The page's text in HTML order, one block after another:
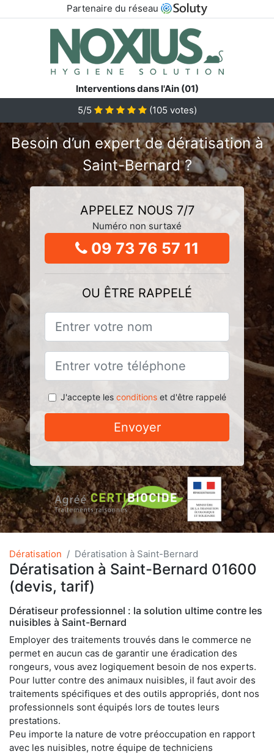
Partenaire du réseau
Interventions dans l'Ain (01)
5/5
(105 votes)
Besoin d’un expert de dératisation à
Saint-Bernard ?
APPELEZ NOUS 7/7
Numéro non surtaxé
09 73 76 57 11
OU ÊTRE RAPPELÉ
J'accepte les conditionset d'être rappelé
Envoyer
Dératisation Dératisation à Saint-Bernard
Dératisation à Saint-Bernard 01600
(devis, tarif)
Dératiseur professionnel : la solution ultime contre les
nuisibles à Saint-Bernard
Employer des traitements trouvés dans le commerce ne
permet en aucun cas de garantir une éradication des
rongeurs, vous avez logiquement besoin de nos experts.
Pour lutter contre des animaux nuisibles, il faut avoir des
traitements spécifiques et des outils appropriés, dont nos
professionnels sont équipés lors de toutes leurs
prestations.
Peu importe la nature de votre préoccupation en rapport
avec les nuisibles, notre équipe de techniciens